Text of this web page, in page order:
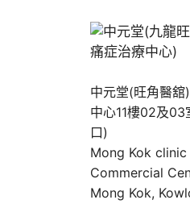
中元堂(旺角醫舘
中心11樓02及
口)
Mong Kok clinic
Commercial
Mong Kok,